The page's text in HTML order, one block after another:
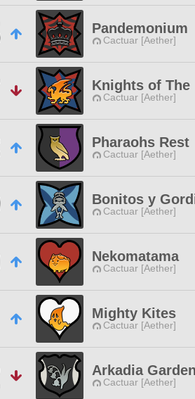
Pandemonium
Cactuar [Aether]
Knights of The
Cactuar [Aether]
Pharaohs Rest
Cactuar [Aether]
Bonitos y
Cactuar [Aether]
Nekomatama
Cactuar [Aether]
Mighty Kites
Cactuar [Aether]
Arkadia Garden
Cactuar [Aether]